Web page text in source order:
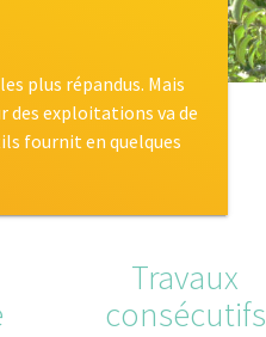
plus répandus. Mais
des exploitations va de
fournit en quelques
Travaux
consécutifs